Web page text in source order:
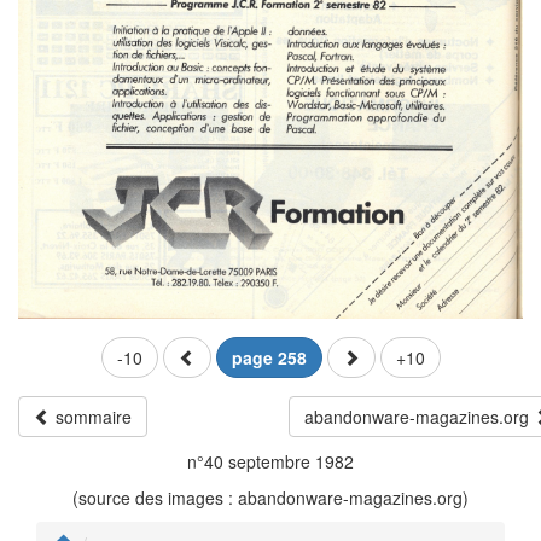
-10 page 258 +10
sommaire
abandonware-magazines.org
n°40 septembre 1982
(source des images : abandonware-magazines.org)